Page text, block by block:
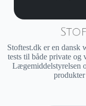
Stoftest.dk er en dansk
tests til både private og
Lægemiddelstyrelsen